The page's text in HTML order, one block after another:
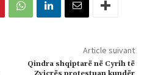
Article suivant
Qindra shqiptarë në Cyrih të